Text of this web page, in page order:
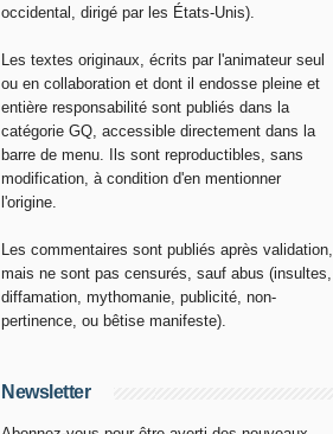
occidental, dirigé par les États-Unis).
Les textes originaux, écrits par l'animateur seul
ou en collaboration et dont il endosse pleine et
entière responsabilité sont publiés dans la
catégorie GQ, accessible directement dans la
barre de menu. Ils sont reproductibles, sans
modification, à condition d'en mentionner
l'origine.
Les commentaires sont publiés après validation,
mais ne sont pas censurés, sauf abus (insultes,
diffamation, mythomanie, publicité, non-
pertinence, ou bêtise manifeste).
Newsletter